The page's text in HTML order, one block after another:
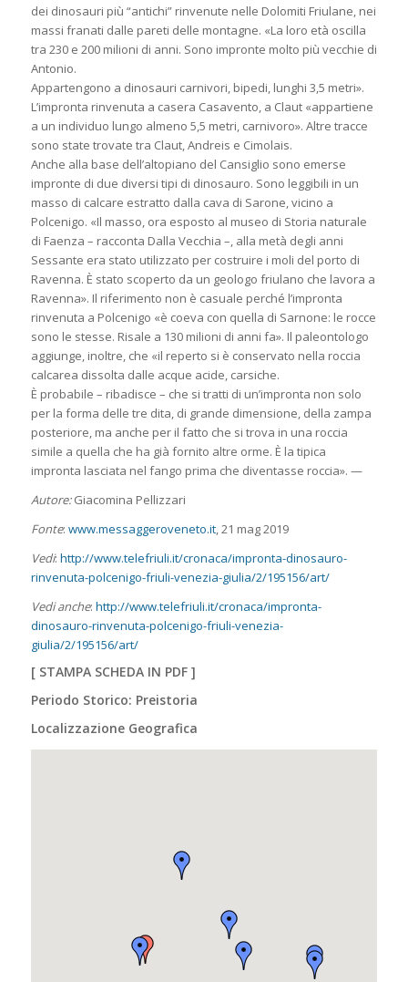
dei dinosauri più “antichi” rinvenute nelle Dolomiti Friulane, nei
massi franati dalle pareti delle montagne. «La loro età oscilla
tra 230 e 200 milioni di anni. Sono impronte molto più vecchie di
Antonio.
Appartengono a dinosauri carnivori, bipedi, lunghi 3,5 metri».
L’impronta rinvenuta a casera Casavento, a Claut «appartiene
a un individuo lungo almeno 5,5 metri, carnivoro». Altre tracce
sono state trovate tra Claut, Andreis e Cimolais.
Anche alla base dell’altopiano del Cansiglio sono emerse
impronte di due diversi tipi di dinosauro. Sono leggibili in un
masso di calcare estratto dalla cava di Sarone, vicino a
Polcenigo. «Il masso, ora esposto al museo di Storia naturale
di Faenza – racconta Dalla Vecchia –, alla metà degli anni
Sessante era stato utilizzato per costruire i moli del porto di
Ravenna. È stato scoperto da un geologo friulano che lavora a
Ravenna». Il riferimento non è casuale perché l’impronta
rinvenuta a Polcenigo «è coeva con quella di Sarnone: le rocce
sono le stesse. Risale a 130 milioni di anni fa». Il paleontologo
aggiunge, inoltre, che «il reperto si è conservato nella roccia
calcarea dissolta dalle acque acide, carsiche.
È probabile – ribadisce – che si tratti di un’impronta non solo
per la forma delle tre dita, di grande dimensione, della zampa
posteriore, ma anche per il fatto che si trova in una roccia
simile a quella che ha già fornito altre orme. È la tipica
impronta lasciata nel fango prima che diventasse roccia». —
Autore:Giacomina Pellizzari
Fonte: www.messaggeroveneto.it, 21 mag 2019
Vedi: http://www.telefriuli.it/cronaca/impronta-dinosauro-
rinvenuta-polcenigo-friuli-venezia-giulia/2/195156/art/
Vedi anche: http://www.telefriuli.it/cronaca/impronta-
dinosauro-rinvenuta-polcenigo-friuli-venezia-
giulia/2/195156/art/
[ STAMPA SCHEDA IN PDF]
Periodo Storico: Preistoria
Localizzazione Geografica